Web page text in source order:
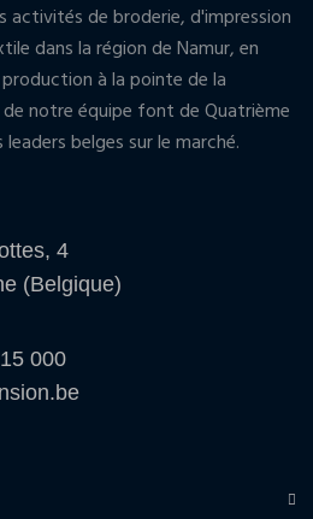
activités de broderie, d'impression
dans la région de Namur, en
à la pointe de la
notre équipe font de Quatrième
belges sur le marché.
4
(Belgique)
000